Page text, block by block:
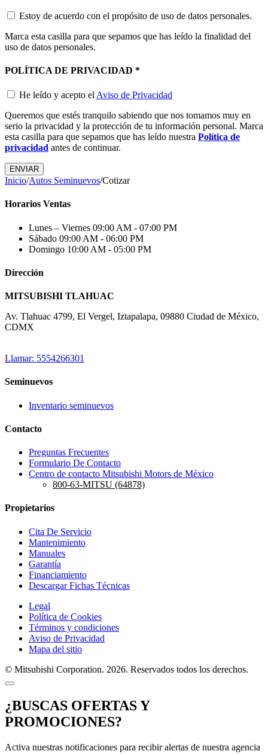
Estoy de acuerdo con el propósito de uso de datos personales.
Marca esta casilla para que sepamos que has leído la finalidad del
uso de datos personales.
POLÍTICA DE PRIVACIDAD *
He leído y acepto el Aviso de Privacidad
Queremos que estés tranquilo sabiendo que nos tomamos muy en
serio la privacidad y la protección de tu información personal. Marca
esta casilla para que sepamos que has leído nuestra Política de
privacidad antes de continuar.
Inicio/Autos Seminuevos/Cotizar
Horarios Ventas
Lunes – Viernes 09:00 AM - 07:00 PM
Sábado 09:00 AM - 06:00 PM
Domingo 10:00 AM - 05:00 PM
Dirección
MITSUBISHI TLAHUAC
Av. Tlahuac 4799, El Vergel, Iztapalapa, 09880 Ciudad de México,
CDMX
Llamar: 5554266301
Seminuevos
Inventario seminuevos
Contacto
Preguntas Frecuentes
Formulario De Contacto
Centro de contacto Mitsubishi Motors de México
800-63-MITSU (64878)
Propietarios
Cita De Servicio
Mantenimiento
Manuales
Garantía
Financiamiento
Descargar Fichas Técnicas
Legal
Política de Cookies
Términos y condiciones
Aviso de Privacidad
Mapa del sitio
© Mitsubishi Corporation. 2026. Reservados todos los derechos.
¿BUSCAS OFERTAS Y
PROMOCIONES?
Activa nuestras notificaciones para recibir alertas de nuestra agencia